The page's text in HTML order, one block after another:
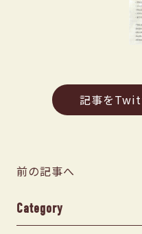
記事を
前の記事へ
Category